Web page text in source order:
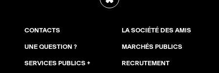
CONTACTS
UNE QUESTION ?
SERVICES PUBLICS +
LA SOCIÉTÉ DES AMIS
MARCHÉS PUBLICS
RECRUTEMENT